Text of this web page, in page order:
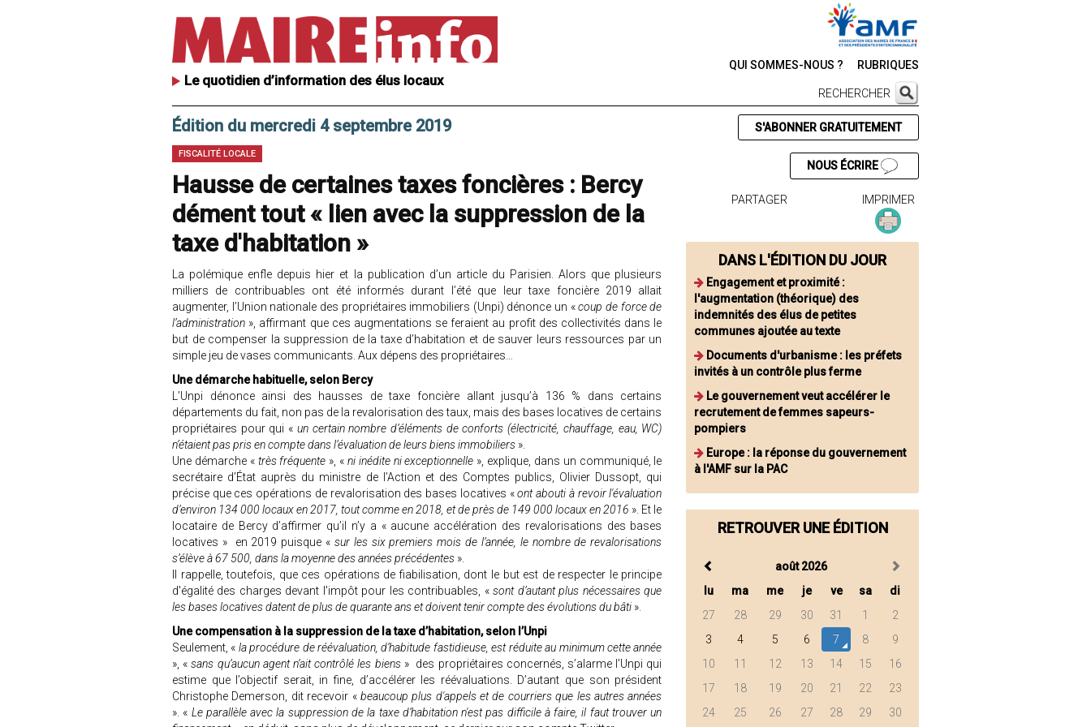
Le quotidien d’information des élus locaux
QUI SOMMES-NOUS ? RUBRIQUES
RECHERCHER
Édition du mercredi 4 septembre 2019
FISCALITÉ LOCALE
Hausse de certaines taxes foncières : Bercy
dément tout « lien avec la suppression de la
taxe d'habitation »
La polémique enfle depuis hier et la publication d’un article du Parisien. Alors que plusieurs
milliers de contribuables ont été informés durant l’été que leur taxe foncière 2019 allait
augmenter, l’Union nationale des propriétaires immobiliers (Unpi) dénonce un «coup de force de
l’administration », affirmant que ces augmentations se feraient au profit des collectivités dans le
but de compenser la suppression de la taxe d’habitation et de sauver leurs ressources par un
simple jeu de vases communicants. Aux dépens des propriétaires…
Une démarche habituelle, selon Bercy
L’Unpi dénonce ainsi des hausses de taxe foncière allant jusqu’à 136 % dans certains
départements du fait, non pas de la revalorisation des taux, mais des bases locatives de certains
propriétaires pour qui « un certain nombre d’éléments de conforts (électricité, chauffage, eau, WC)
n’étaient pas pris en compte dans l’évaluation de leurs biens immobiliers ».
Une démarche « très fréquente », « ni inédite ni exceptionnelle », explique, dans un communiqué, le
secrétaire d’État auprès du ministre de l’Action et des Comptes publics, Olivier Dussopt, qui
précise que ces opérations de revalorisation des bases locatives «ont abouti à revoir l'évaluation
d’environ 134 000 locaux en 2017, tout comme en 2018, et de près de 149 000 locaux en 2016 ». Et le
locataire de Bercy d’affirmer qu’il n’y a « aucune accélération des revalorisations des bases
locatives » en 2019 puisque « sur les six premiers mois de l’année, le nombre de revalorisations
s’élève à 67 500, dans la moyenne des années précédentes ».
Il rappelle, toutefois, que ces opérations de fiabilisation, dont le but est de respecter le principe
d'égalité des charges devant l'impôt pour les contribuables, «sont d’autant plus nécessaires que
les bases locatives datent de plus de quarante ans et doivent tenir compte des évolutions du bâti ».
Une compensation à la suppression de la taxe d’habitation, selon l’Unpi
Seulement, « la procédure de réévaluation, d’habitude fastidieuse, est réduite au minimum cette année
», «sans qu’aucun agent n’ait contrôlé les biens » des propriétaires concernés, s’alarme l’Unpi qui
estime que l’objectif serait, in fine, d’accélérer les réévaluations. D’autant que son président
Christophe Demerson, dit recevoir «beaucoup plus d'appels et de courriers que les autres années
». « Le parallèle avec la suppression de la taxe d’habitation n'est pas difficile à faire, il faut trouver un
S'ABONNER GRATUITEMENT
NOUS ÉCRIRE
PARTAGER IMPRIMER
DANS L'ÉDITION DU JOUR
Engagement et proximité :
l'augmentation (théorique) des
indemnités des élus de petites
communes ajoutée au texte
Documents d'urbanisme : les préfets
invités à un contrôle plus ferme
Le gouvernement veut accélérer le
recrutement de femmes sapeurs-
pompiers
Europe : la réponse du gouvernement
à l'AMF sur la PAC
RETROUVER UNE ÉDITION
août 2026
lu
ma me je ve sa
di
27
28 29 30 31 1
2
3
4 5 6 7 8
9
10
11 12 13 14 15
16
17
18 19 20 21 22
23
24
25 26 27 28 29 30